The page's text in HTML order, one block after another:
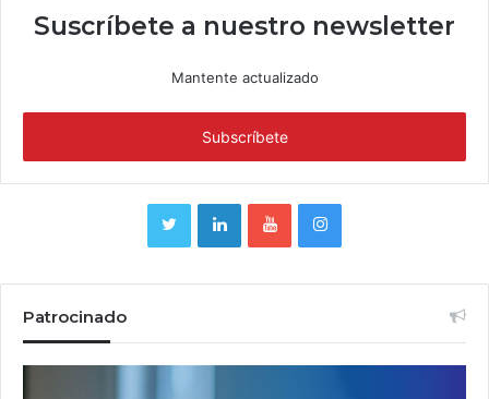
Suscríbete a nuestro newsletter
Mantente actualizado
Patrocinado